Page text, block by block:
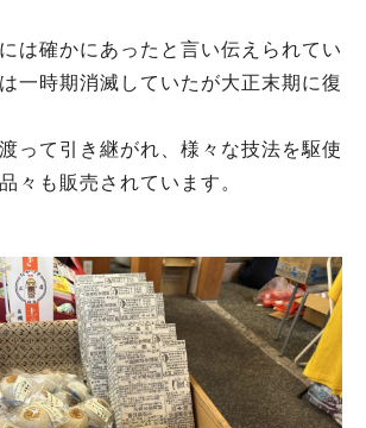
は確かにあったと言い伝えられてい
一時期消滅していたが大正末期に復
って引き継がれ、様々な技法を駆使
々も販売されています。